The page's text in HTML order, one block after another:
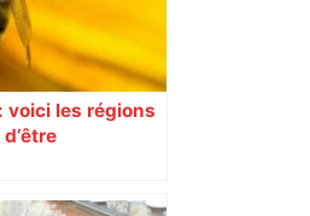
voici les régions